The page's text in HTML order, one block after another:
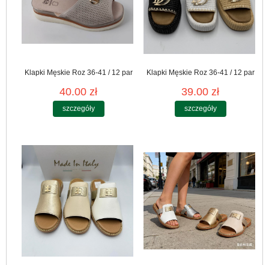
Klapki Męskie Roz 36-41 / 12 par
40.00 zł
szczegóły
Klapki Męskie Roz 36-41 / 12 par
39.00 zł
szczegóły